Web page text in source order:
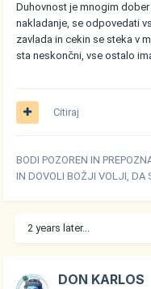
Duhovnost je mnogim
nakladanje, se odpovedati
zavlada in cekin se steka v
sta neskončni, vse ostalo
Citiraj
BODI POZOREN IN
IN DOVOLI BOŽJI VOLJI,
2 years later...
DON KARLOS